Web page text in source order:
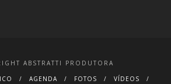
ABSTRATTI PRODUTORA
AGENDA FOTOS VÍDEOS